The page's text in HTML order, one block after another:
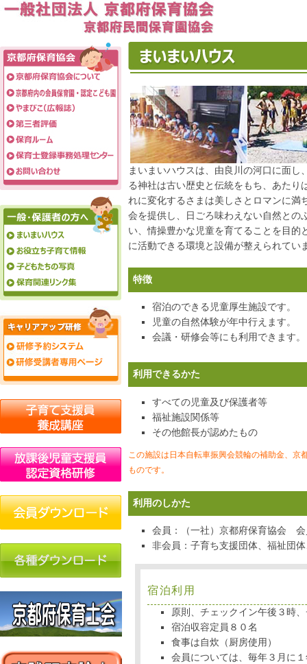
まいまいハウスは、由良川の河口に面
る神社は古い歴史と伝統をもち、あた
れに変化するさまは美しさとロマンに満
会を提供し、日ごろ味わえない自然との
い、情操豊かな児童を育てることを目的
に活動できる環境と設備が整えられてい
特徴
宿泊のできる児童厚生施設です。
児童の自然体験が年中行えます。
会議・研修会等にも利用できます。
利用できるかた
すべての児童及び保護者等
福祉施設関係等
その他館長が認めたもの
この施設は日本自転車振興会競輪の補助金、
ものです。
利用のしかた
会員：（一社）京都府保育協会 会
非会員：子育ち支援団体、福祉団
宿泊利用
原則、チェックイン午後３時
宿泊収容定員８０名
食事は自炊（厨房使用）
会員については、毎年３月に